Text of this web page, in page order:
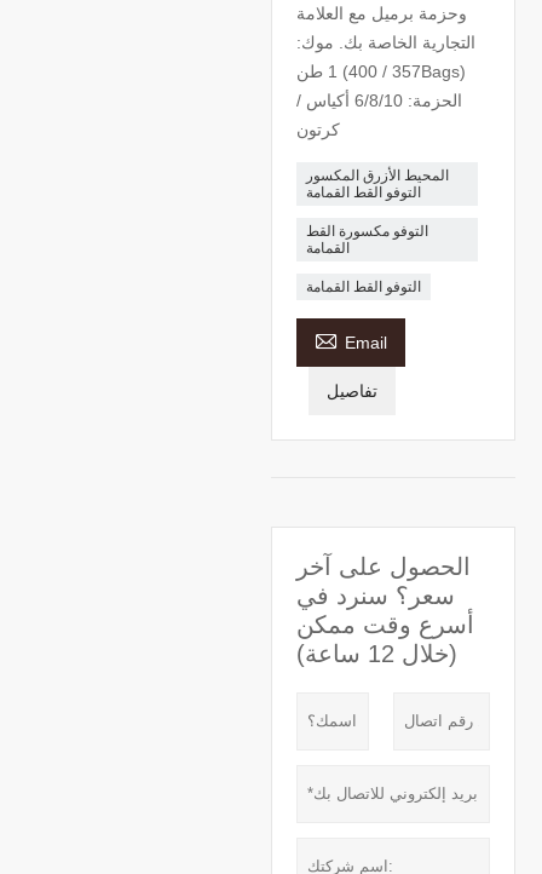
وحزمة برميل مع العلامة
التجارية الخاصة بك. موك:
1 طن (357 / 400Bags)
الحزمة: 6/8/10 أكياس /
كرتون
المحيط الأزرق المكسور
التوفو القط القمامة
التوفو مكسورة القط
القمامة
التوفو القط القمامة
 Email
تفاصيل
الحصول على آخر
سعر؟ سنرد في
أسرع وقت ممكن
(خلال 12 ساعة)